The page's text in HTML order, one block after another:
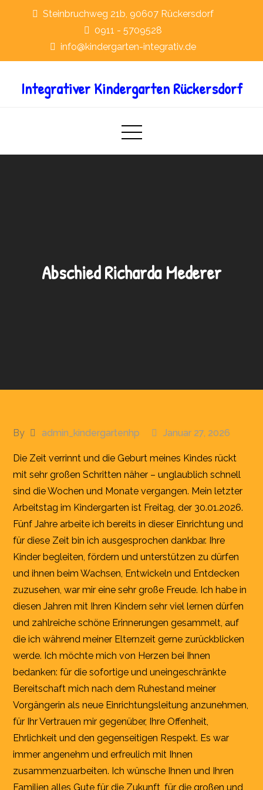
Steinbruchweg 21b, 90607 Rückersdorf
0911 - 5709528
info@kindergarten-integrativ.de
Integrativer Kindergarten Rückersdorf
Abschied Richarda Mederer
By admin_kindergartenhp Januar 27, 2026
Die Zeit verrinnt und die Geburt meines Kindes rückt
mit sehr großen Schritten näher – unglaublich schnell
sind die Wochen und Monate vergangen. Mein letzter
Arbeitstag im Kindergarten ist Freitag, der 30.01.2026.
Fünf Jahre arbeite ich bereits in dieser Einrichtung und
für diese Zeit bin ich ausgesprochen dankbar. Ihre
Kinder begleiten, fördern und unterstützen zu dürfen
und ihnen beim Wachsen, Entwickeln und Entdecken
zuzusehen, war mir eine sehr große Freude. Ich habe in
diesen Jahren mit Ihren Kindern sehr viel lernen dürfen
und zahlreiche schöne Erinnerungen gesammelt, auf
die ich während meiner Elternzeit gerne zurückblicken
werde. Ich möchte mich von Herzen bei Ihnen
bedanken: für die sofortige und uneingeschränkte
Bereitschaft mich nach dem Ruhestand meiner
Vorgängerin als neue Einrichtungsleitung anzunehmen,
für Ihr Vertrauen mir gegenüber, Ihre Offenheit,
Ehrlichkeit und den gegenseitigen Respekt. Es war
immer angenehm und erfreulich mit Ihnen
zusammenzuarbeiten. Ich wünsche Ihnen und Ihren
Familien alles Gute für die Zukunft, für die großen und